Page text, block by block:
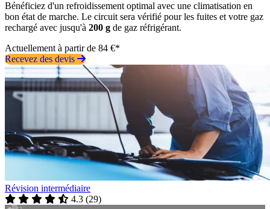
Bénéficiez d'un refroidissement optimal avec une climatisation en
bon état de marche. Le circuit sera vérifié pour les fuites et votre gaz
rechargé avec jusqu'à 200 g de gaz réfrigérant.
Actuellement à partir de 84 €*
Recevez des devis
Révision intermédiaire
4.3 (29)